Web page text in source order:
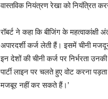
वास्तविक नियंत्रण रेखा को नियंत्रित
रॉबर्ट ने कहा कि बीजिंग के महत्वाकांक्षी
अपारदर्शी कर्ज लेती हैं। इसमें चीनी
इन देशों की चीनी कर्ज पर निर्भरता
पार्टी लाइन पर चलते हुए वोट करना
मजबूर नहीं कर सकते हैं।’